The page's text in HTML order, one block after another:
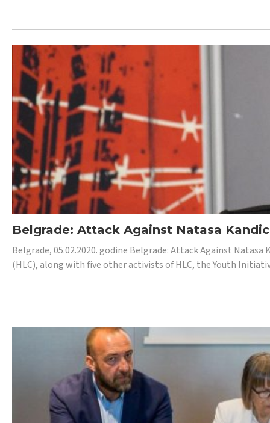
Belgrade: Attack Against Natasa
Belgrade, 05.02.2020. godine Belgrade: Attack Against
(HLC), along with five other activists of HLC, the Youth